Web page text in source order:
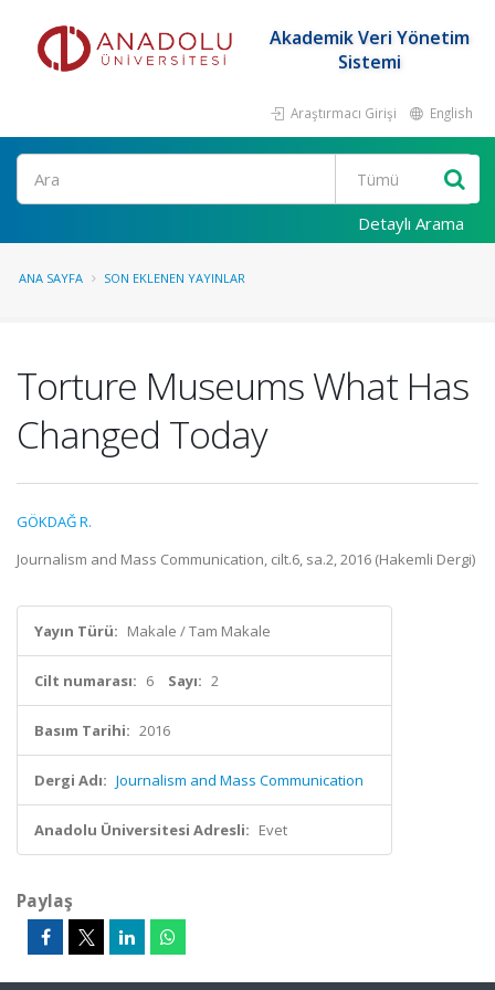
Akademik Veri Yönetim
Sistemi
Araştırmacı Girişi English
Ara
Detaylı Arama
ANA SAYFA SON EKLENEN YAYINLAR
Torture Museums What Has
Changed Today
GÖKDAĞ R.
Journalism and Mass Communication, cilt.6, sa.2, 2016 (Hakemli Dergi)
Yayın Türü: Makale / Tam Makale
Cilt numarası: 6 Sayı: 2
Basım Tarihi: 2016
Dergi Adı: Journalism and Mass Communication
Anadolu Üniversitesi Adresli: Evet
Paylaş